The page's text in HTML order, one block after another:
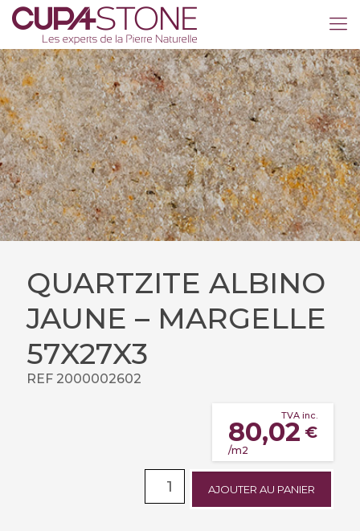
QUARTZITE ALBINO
JAUNE – MARGELLE
57X27X3
REF 2000002602
80,02 €
TVA inc.
/m2
AJOUTER AU PANIER